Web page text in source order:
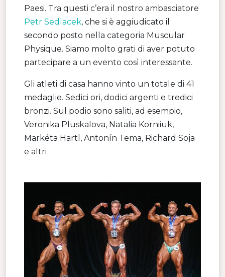
Paesi. Tra questi c’era il nostro ambasciatore
Petr Sedlacek, che si è aggiudicato il
secondo posto nella categoria Muscular
Physique. Siamo molto grati di aver potuto
partecipare a un evento così interessante.
Gli atleti di casa hanno vinto un totale di 41
medaglie. Sedici ori, dodici argenti e tredici
bronzi. Sul podio sono saliti, ad esempio,
Veronika Pluskalova, Natalia Korniiuk,
Markéta Härtl, Antonín Tema, Richard Soja
e altri